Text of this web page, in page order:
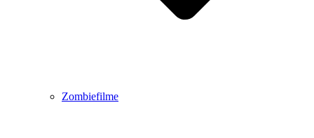
Zombiefilme